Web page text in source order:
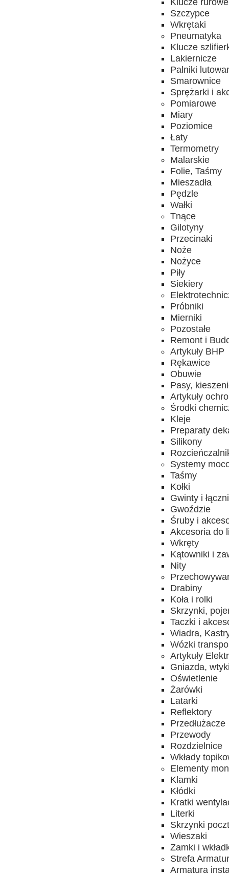
Klucze rurowe
Szczypce
Wkrętaki
Pneumatyka
Klucze
Lakiernicze
Palniki
Smarownice
Sprężarki i
Pomiarowe
Miary
Poziomice
Łaty
Termometry
Malarskie
Folie, Taśmy
Mieszadła
Pędzle
Wałki
Tnące
Gilotyny
Przecinaki
Noże
Nożyce
Piły
Siekiery
Próbniki
Mierniki
Pozostałe
Remont i
Artykuły BHP
Rękawice
Obuwie
Pasy,
Artykuły
Środki
Kleje
Preparaty
Silikony
Systemy
Taśmy
Kołki
Gwinty i
Gwoździe
Śruby i
Akcesoria do
Wkręty
Kątowniki i
Nity
Drabiny
Koła i rolki
Skrzynki,
Taczki i
Wiadra,
Wózki
Artykuły
Gniazda,
Oświetlenie
Żarówki
Latarki
Reflektory
Przedłużacze
Przewody
Rozdzielnice
Wkłady
Elementy
Klamki
Kłódki
Kratki
Literki
Skrzynki
Wieszaki
Zamki i
Strefa
Armatura